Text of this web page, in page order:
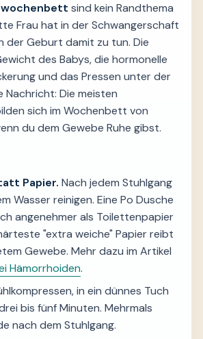
wochenbett sind kein Randthema
Frau hat in der Schwangerschaft
der Geburt damit zu tun. Die
des Babys, die hormonelle
und das Pressen unter der
Nachricht: Die meisten
sich im Wochenbett von
du dem Gewebe Ruhe gibst.
Papier. Nach jedem Stuhlgang
Wasser reinigen. Eine Po Dusche
angenehmer als Toilettenpapier
"extra weiche" Papier reibt
Gewebe. Mehr dazu im Artikel
Hämorrhoiden.
in ein dünnes Tuch
bis fünf Minuten. Mehrmals
nach dem Stuhlgang.